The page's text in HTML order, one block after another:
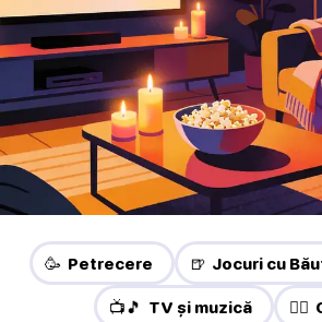
🥳 Petrecere 🍺 Jocuri cu
📺🎵 TV și muzică ❤️‍🔥